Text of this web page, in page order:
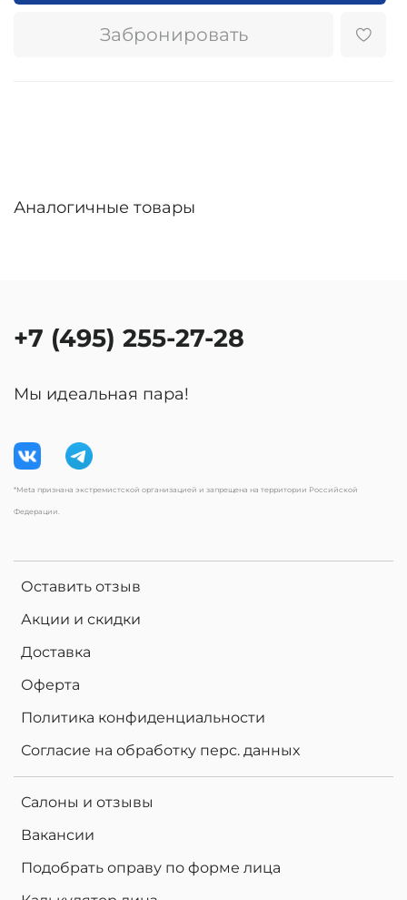
Забронировать
Аналогичные товары
Оставить отзыв
Акции и скидки
Доставка
Оферта
Политика конфиденциальности
Согласие на обработку перс. данных
Салоны и отзывы
Вакансии
Подобрать оправу по форме лица
+7 (495) 255-27-28
Мы идеальная пара!
*Meta признана экстремистской организацией и запрещена на территории Российской
Федерации.